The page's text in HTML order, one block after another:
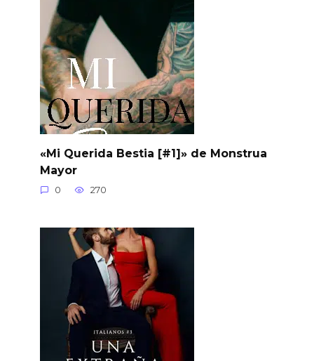
«Mi Querida Bestia [#1]» de Monstrua
Mayor
0 270